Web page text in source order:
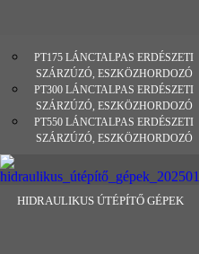
PT175 LÁNCTALPAS ERDÉSZETI
SZÁRZÚZÓ, ESZKÖZHORDOZÓ
PT300 LÁNCTALPAS ERDÉSZETI
SZÁRZÚZÓ, ESZKÖZHORDOZÓ
PT550 LÁNCTALPAS ERDÉSZETI
SZÁRZÚZÓ, ESZKÖZHORDOZÓ
HIDRAULIKUS ÚTÉPÍTŐ GÉPEK